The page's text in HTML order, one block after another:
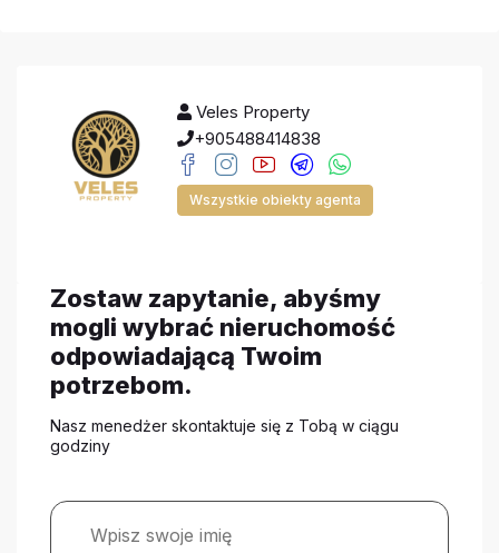
Veles Property
+905488414838
Wszystkie obiekty agenta
Zostaw zapytanie, abyśmy
mogli wybrać nieruchomość
odpowiadającą Twoim
potrzebom.
Nasz menedżer skontaktuje się z Tobą w ciągu
godziny